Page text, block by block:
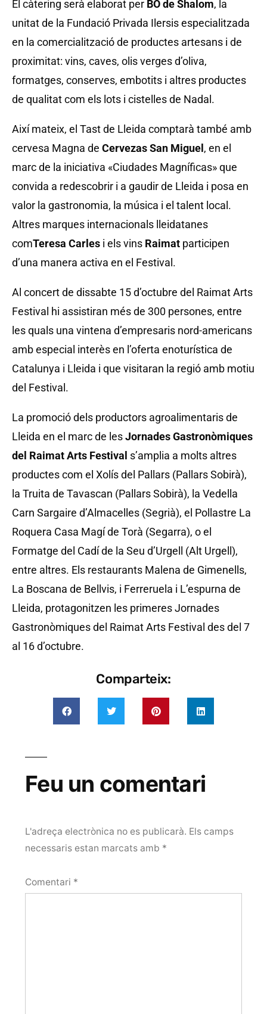
El càtering serà elaborat per BO de Shalom, la
unitat de la Fundació Privada Ilersis especialitzada
en la comercialització de productes artesans i de
proximitat: vins, caves, olis verges d’oliva,
formatges, conserves, embotits i altres productes
de qualitat com els lots i cistelles de Nadal.
Així mateix, el Tast de Lleida comptarà també amb
cervesa Magna de Cervezas San Miguel , en el
marc de la iniciativa «Ciudades Magníficas» que
convida a redescobrir i a gaudir de Lleida i posa en
valor la gastronomia, la música i el talent local.
Altres marques internacionals lleidatanes
comTeresa Carles i els vins Raimat participen
d’una manera activa en el Festival.
Al concert de dissabte 15 d’octubre del Raimat Arts
Festival hi assistiran més de 300 persones, entre
les quals una vintena d’empresaris nord-americans
amb especial interès en l’oferta enoturística de
Catalunya i Lleida i que visitaran la regió amb motiu
del Festival.
La promoció dels productors agroalimentaris de
Lleida en el marc de lesJornades Gastronòmiques
del Raimat Arts Festival s’amplia a molts altres
productes com el Xolís del Pallars (Pallars Sobirà),
la Truita de Tavascan (Pallars Sobirà), la Vedella
Carn Sargaire d’Almacelles (Segrià), el Pollastre La
Roquera Casa Magí de Torà (Segarra), o el
Formatge del Cadí de la Seu d’Urgell (Alt Urgell),
entre altres. Els restaurants Malena de Gimenells,
La Boscana de Bellvis, i Ferreruela i L’espurna de
Lleida, protagonitzen les primeres Jornades
Gastronòmiques del Raimat Arts Festival des del 7
al 16 d’octubre.
Comparteix:
Feu un comentari
L'adreça electrònica no es publicarà. Els camps
necessaris estan marcats amb *
Comentari *